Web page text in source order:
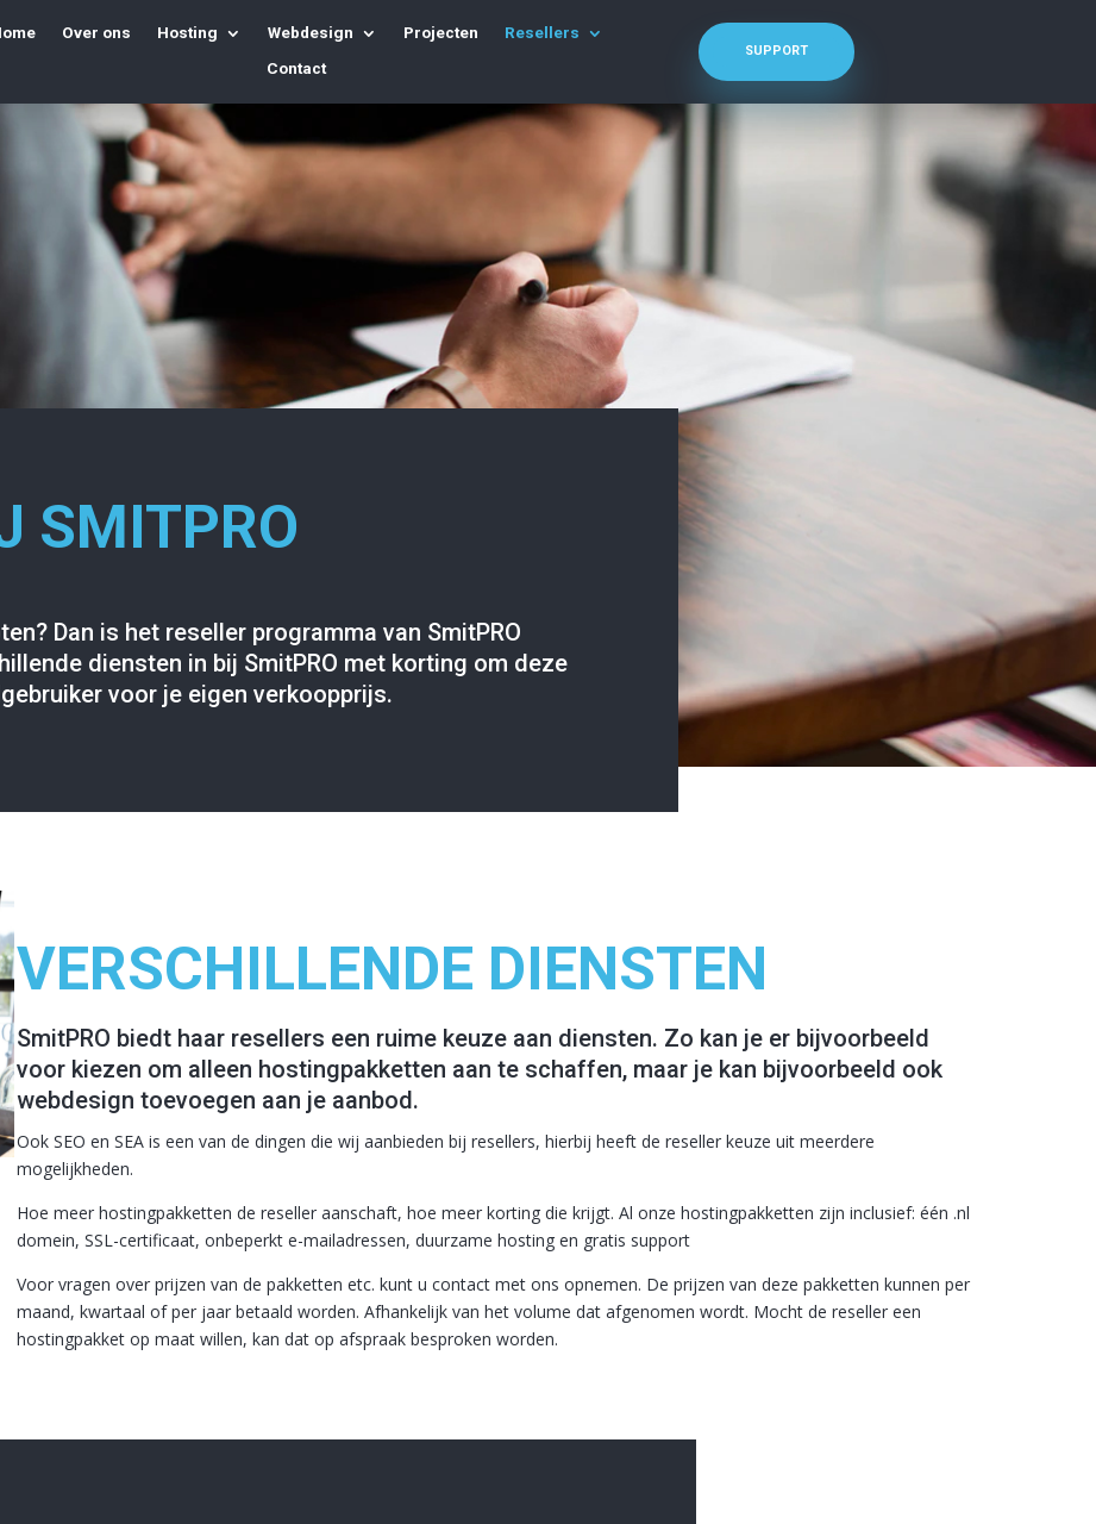
Over ons Hosting Webdesign Projecten
Resellers
Contact
SUPPORT
SMITPRO
Dan is het reseller programma van SmitPRO
diensten in bij SmitPRO met korting om deze
voor je eigen verkoopprijs.
VERSCHILLENDE DIENSTEN
SmitPRO biedt haar resellers een ruime keuze aan diensten. Zo kan je er bijvoorbeeld
voor kiezen om alleen hostingpakketten aan te schaffen, maar je kan bijvoorbeeld ook
webdesign toevoegen aan je aanbod.
Ook SEO en SEA is een van de dingen die wij aanbieden bij resellers, hierbij heeft de reseller keuze uit meerdere
mogelijkheden.
Hoe meer hostingpakketten de reseller aanschaft, hoe meer korting die krijgt. Al onze hostingpakketten zijn inclusief: één .nl
domein, SSL-certificaat, onbeperkt e-mailadressen, duurzame hosting en gratis support
Voor vragen over prijzen van de pakketten etc. kunt u contact met ons opnemen. De prijzen van deze pakketten kunnen per
maand, kwartaal of per jaar betaald worden. Afhankelijk van het volume dat afgenomen wordt. Mocht de reseller een
hostingpakket op maat willen, kan dat op afspraak besproken worden.